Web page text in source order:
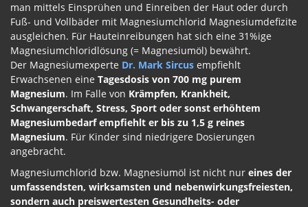
man mittels Einsprühen und Einreiben der Haut oder durch
Fuß- und Vollbäder mit Magnesiumchlorid Magnesiumdefizite
ausgleichen. Für Hauteinreibungen hat sich eine 31%ige
Magnesiumchloridlösung (= Magnesiumöl) bewährt.
Der Magnesiumexperte Dr. Mark Sircus empfiehlt
Erwachsenen eine Tagesdosis von 700 mg purem
Magnesium. Im Falle von Krämpfen, Krankheit,
Schwangerschaft, Stress, Sport oder sonst erhöhtem
Magnesiumbedarf empfiehlt er bis zu 1,5 g reines
Magnesium. Für Kinder sind niedrigere Dosierungen
angebracht.
Magnesiumchlorid bzw. Magnesiumöl ist nicht nur eines der
umfassendsten, wirksamsten und nebenwirkungsfreiesten,
sondern auch preiswertesten Gesundheits- oder